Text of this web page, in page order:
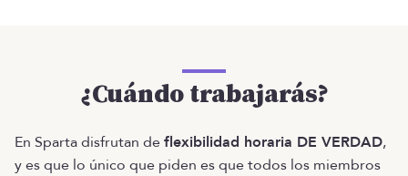
¿Cuándo trabajarás?
En Sparta disfrutan deflexibilidad horaria DE VERDAD,
y es que lo único que piden es que todos los miembros